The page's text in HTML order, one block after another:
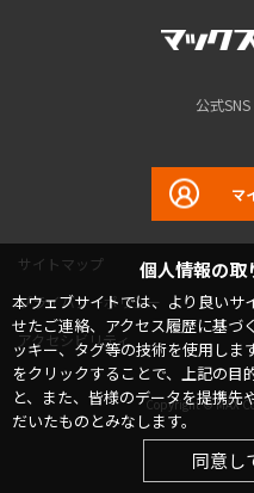
個人情報の取
本ウェブサイトでは、より良いサ
せたご連絡、アクセス履歴に基づ
ッキー、タグ等の技術を使用しま
をクリックすることで、上記の目
と、また、皆様のデータを提携
だいたものとみなします。
同意し
公式SNS
マ
サイトマップ
プライバシーポリシー
アクセシビリティ
Copyright © MAX